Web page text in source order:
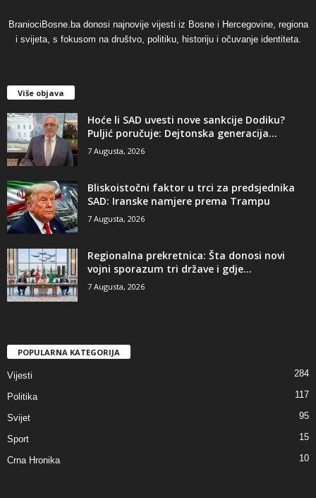
BraniociBosne.ba donosi najnovije vijesti iz Bosne i Hercegovine, regiona
i svijeta, s fokusom na društvo, politiku, historiju i očuvanje identiteta.
Više objava
​Hoće li SAD uvesti nove sankcije Dodiku?
Puljić poručuje: Dejtonska generacija...
7 Augusta, 2026
​Bliskoistočni faktor u trci za predsjednika
SAD: Iranske namjere prema Trampu
7 Augusta, 2026
​Regionalna prekretnica: Šta donosi novi
vojni sporazum tri države i gdje...
7 Augusta, 2026
POPULARNA KATEGORIJA
Vijesti 284
Politika 117
Svijet 95
Sport 15
Crna Hronika 10